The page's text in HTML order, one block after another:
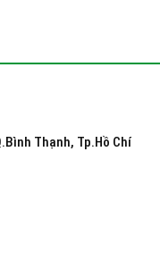
Thạnh, Tp.Hồ Chí